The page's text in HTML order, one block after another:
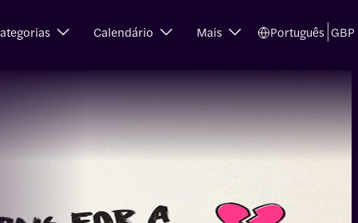
Calendário Mais Português GBP